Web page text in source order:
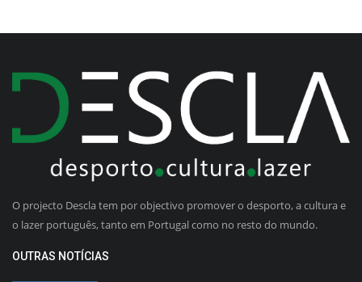
O projecto Descla tem por objectivo promover o desporto, a cultura e
o lazer português, tanto em Portugal como no resto do mundo.
OUTRAS NOTÍCIAS